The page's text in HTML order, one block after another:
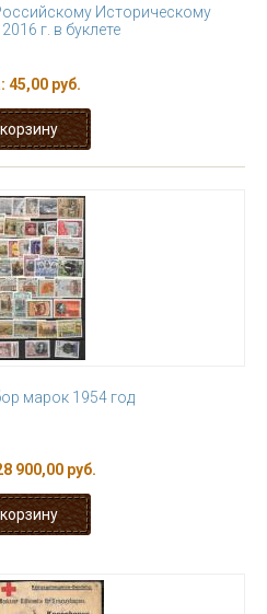
Историческому
г. в буклете
45,00 руб.
марок 1954 год
900,00 руб.